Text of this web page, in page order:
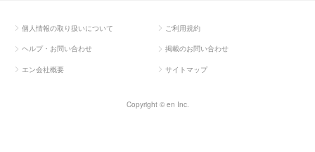
個人情報の取り扱いについて ご利用規約
ヘルプ・お問い合わせ 掲載のお問い合わせ
エン会社概要 サイトマップ
Copyright © en Inc.